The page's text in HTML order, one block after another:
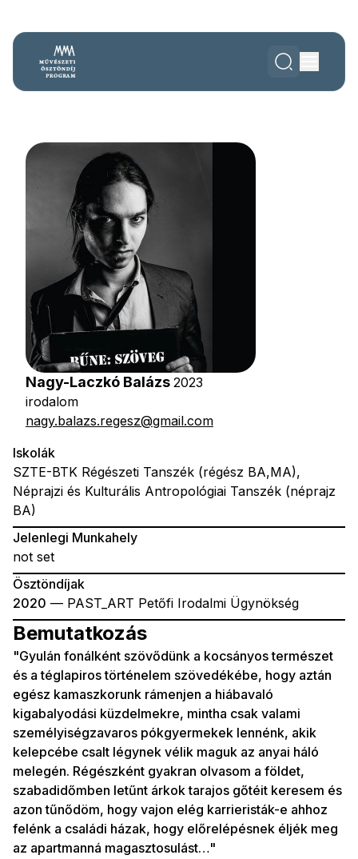
Nagy-Laczkó Balázs 2023
irodalom
nagy.balazs.regesz@gmail.com
Bemutatkozás
"Gyulán fonálként szövődünk a kocsányos természet
és a téglapiros történelem szövedékébe, hogy aztán
egész kamaszkorunk rámenjen a hiábavaló
kigabalyodási küzdelmekre, mintha csak valami
személyiségzavaros pókgyermekek lennénk, akik
kelepcébe csalt légynek vélik maguk az anyai háló
melegén. Régészként gyakran olvasom a földet,
szabadidőmben letűnt árkok tarajos gőtéit keresem és
azon tűnődöm, hogy vajon elég karrieristák-e ahhoz
felénk a családi házak, hogy előrelépésnek éljék meg
az apartmanná magasztosulást…"
Iskolák
SZTE-BTK Régészeti Tanszék (régész BA,MA),
Néprajzi és Kulturális Antropológiai Tanszék (néprajz
BA)
Jelenlegi Munkahely
not set
Ösztöndíjak
2020 — PAST_ART Petőfi Irodalmi Ügynökség